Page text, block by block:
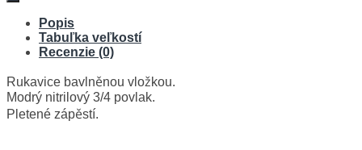
Popis
Tabuľka veľkostí
Recenzie (0)
Rukavice bavlněnou vložkou.
Modrý nitrilový 3/4 povlak.
Pletené zápěstí.